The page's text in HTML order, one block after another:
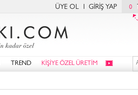
ÜYE OL GİRİŞ YAP 0
TREND KİŞİYE ÖZEL ÜRETİM